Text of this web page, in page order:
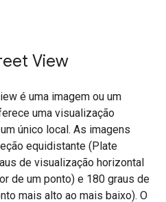
View
é uma imagem ou um
uma visualização
único local. As imagens
equidistante (Plate
de visualização horizontal
de um ponto) e 180 graus de
mais alto ao mais baixo). O